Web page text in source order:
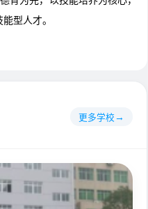
型人才。
更多学校